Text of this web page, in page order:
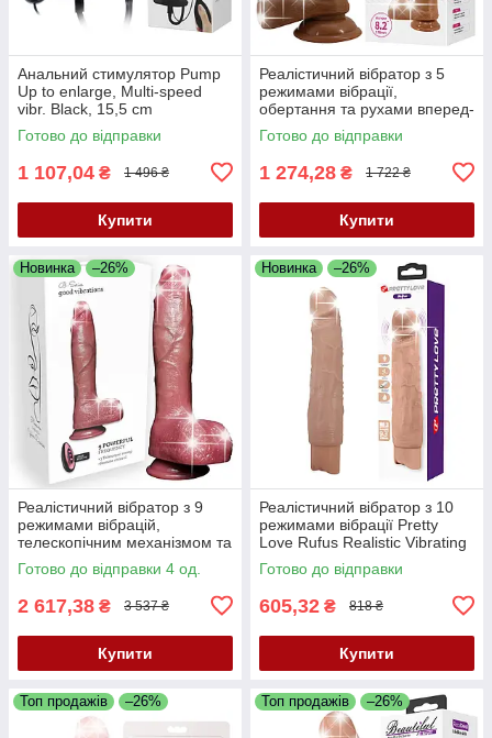
Анальний стимулятор Pump
Up to enlarge, Multi-speed
vibr. Black, 15,5 cm
Готово до відправки
1 107,04 ₴ 1 496 ₴
Купити
Реалістичний вібратор з 5
режимами вібрації,
обертання та рухами вперед-
назад Beautiful Encounter
Abel Vibrator Latin
Готово до відправки
1 274,28 ₴ 1 722 ₴
Купити
Новинка –26%
Реалістичний вібратор з 9
режимами вібрацій,
телескопічним механізмом та
підігрівом B-Series Good
Vibrations Power Stroke
Готово до відправки 4 од.
2 617,38 ₴ 3 537 ₴
Купити
Новинка –26%
Реалістичний вібратор з 10
режимами вібрації Pretty
Love Rufus Realistic Vibrating
Dildo Flesh
Готово до відправки
605,32 ₴ 818 ₴
Купити
Топ продажів –26% Топ продажів –26%